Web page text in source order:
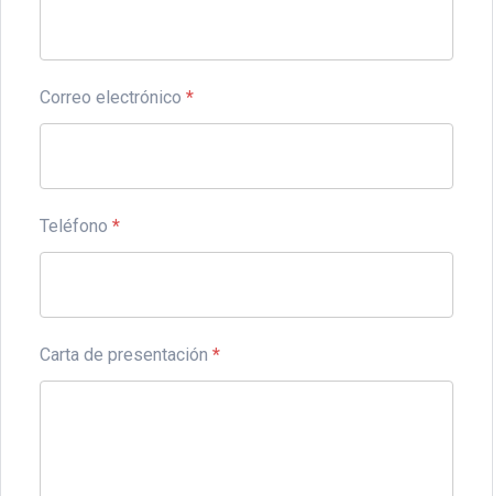
Correo electrónico *
Teléfono *
Carta de presentación *